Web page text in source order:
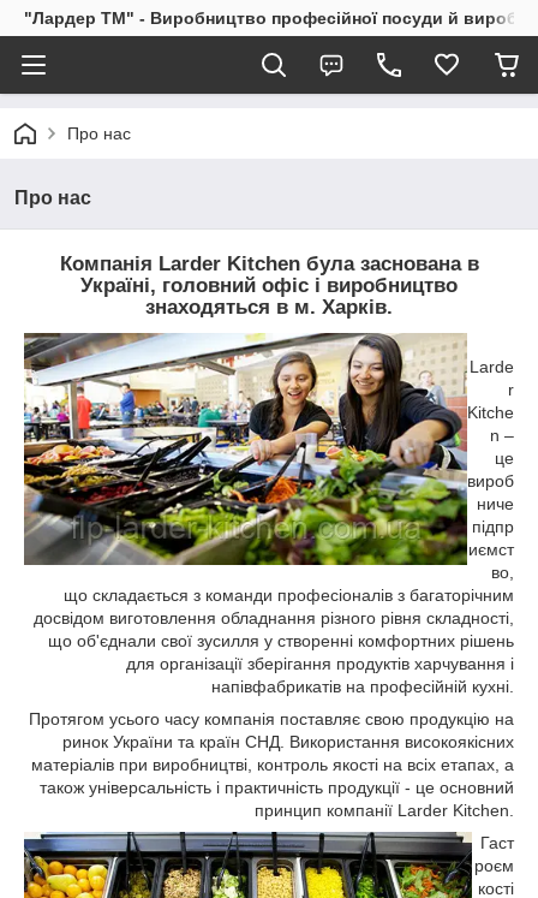
"Лардер TM" - Виробництво професійної посуди й виробів
Про нас
Про нас
Компанія Larder Kitchen була заснована в
Україні, головний офіс і виробництво
знаходяться в м. Харків.
Larde
r
Kitche
n –
це
вироб
ниче
підпр
иємст
во,
що складається з команди професіоналів з багаторічним
досвідом виготовлення обладнання різного рівня складності,
що об'єднали свої зусилля у створенні комфортних рішень
для організації зберігання продуктів харчування і
напівфабрикатів на професійній кухні.
Протягом усього часу компанія поставляє свою продукцію на
ринок України та країн СНД. Використання високоякісних
матеріалів при виробництві, контроль якості на всіх етапах, а
також універсальність і практичність продукції - це основний
принцип компанії Larder Kitchen.
Гаст
роєм
кості